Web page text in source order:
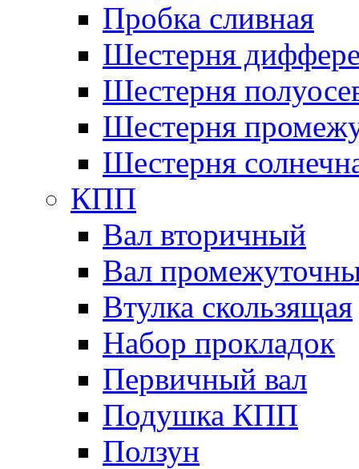
Пробка сливная
Шестерня
Шестерня
Шестерня
Шестерня
КПП
Вал вторичный
Вал
Втулка скользящая
Набор прокладок
Первичный вал
Подушка КПП
Ползун